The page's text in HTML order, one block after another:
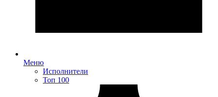
Меню
Исполнители
Топ 100